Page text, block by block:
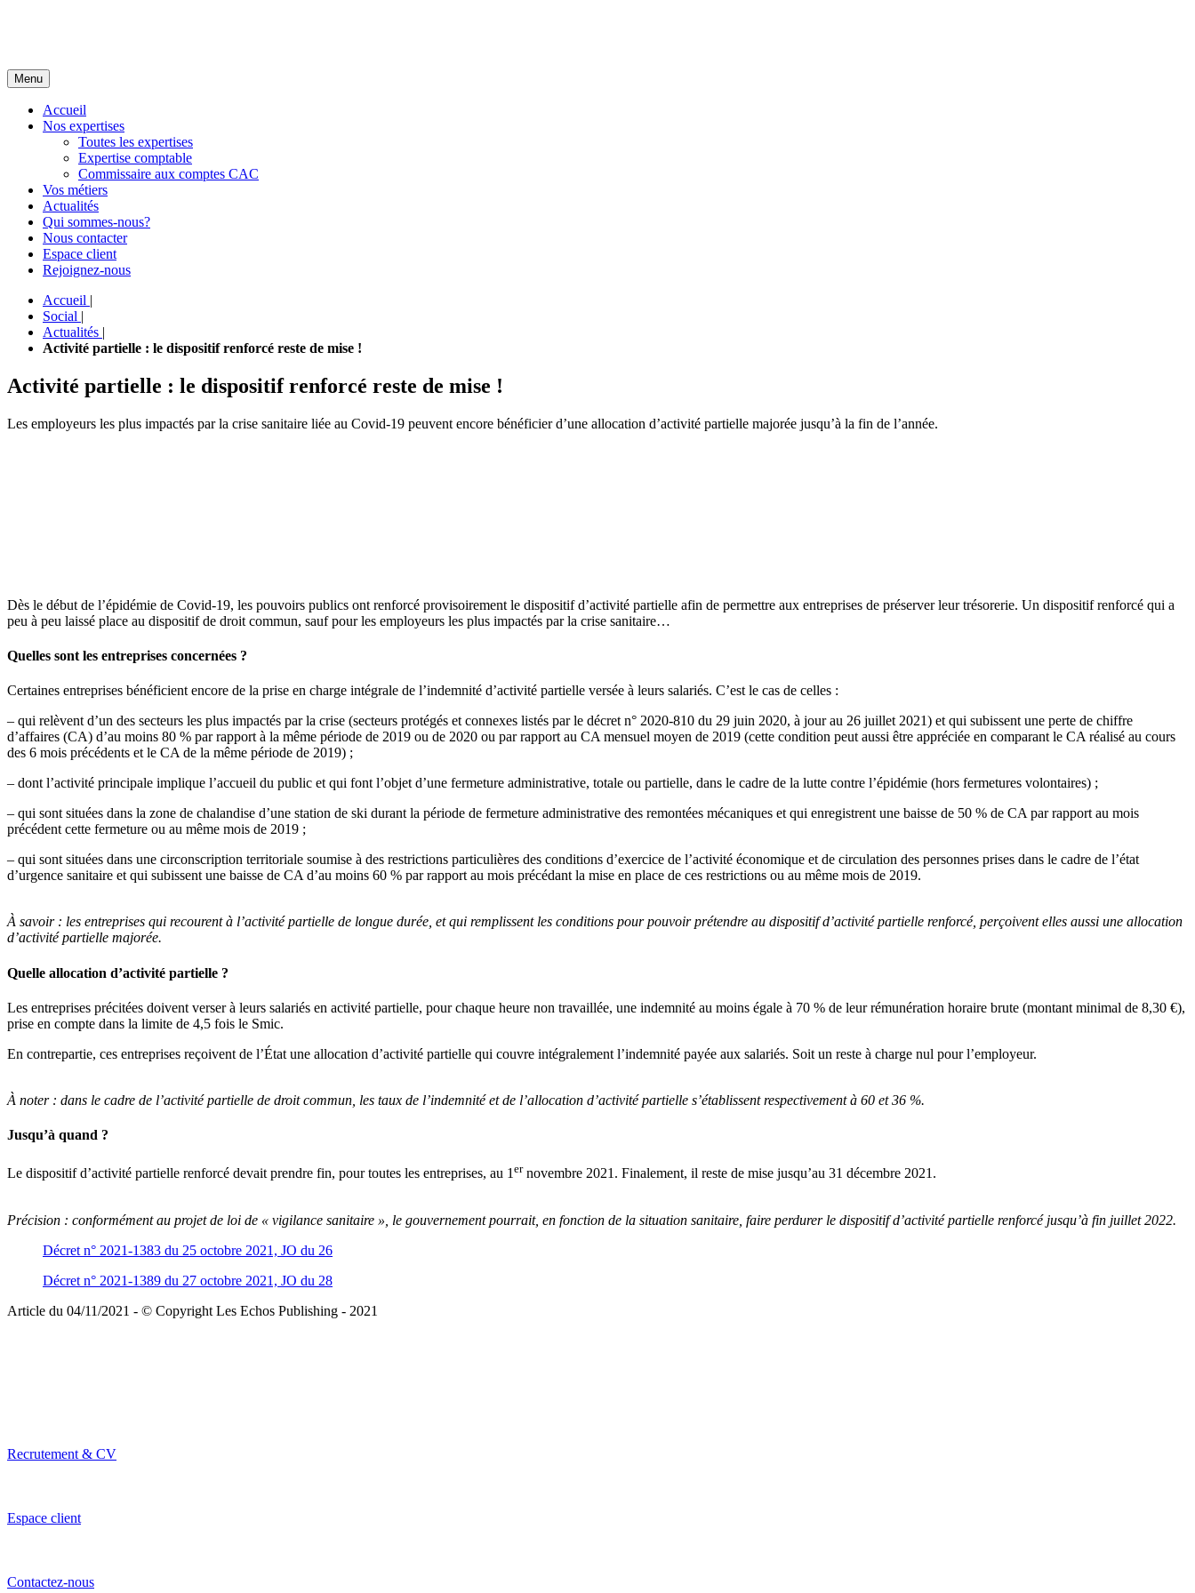
Menu
Accueil
Nos expertises
Toutes les expertises
Expertise comptable
Commissaire aux comptes CAC
Vos métiers
Actualités
Qui sommes-nous?
Nous contacter
Espace client
Rejoignez-nous
Accueil |
Social |
Actualités |
Activité partielle : le dispositif renforcé reste de mise !
Activité partielle : le dispositif renforcé reste de mise !
Les employeurs les plus impactés par la crise sanitaire liée au Covid-19 peuvent encore bénéficier d’une allocation d’activité partielle majorée jusqu’à la fin de l’année.
Dès le début de l’épidémie de Covid-19, les pouvoirs publics ont renforcé provisoirement le dispositif d’activité partielle afin de permettre aux entreprises de préserver leur trésorerie. Un dispositif renforcé qui a
peu à peu laissé place au dispositif de droit commun, sauf pour les employeurs les plus impactés par la crise sanitaire…
Quelles sont les entreprises concernées ?
Certaines entreprises bénéficient encore de la prise en charge intégrale de l’indemnité d’activité partielle versée à leurs salariés. C’est le cas de celles :
– qui relèvent d’un des secteurs les plus impactés par la crise (secteurs protégés et connexes listés par le décret n° 2020-810 du 29 juin 2020, à jour au 26 juillet 2021) et qui subissent une perte de chiffre
d’affaires (CA) d’au moins 80 % par rapport à la même période de 2019 ou de 2020 ou par rapport au CA mensuel moyen de 2019 (cette condition peut aussi être appréciée en comparant le CA réalisé au cours
des 6 mois précédents et le CA de la même période de 2019) ;
– dont l’activité principale implique l’accueil du public et qui font l’objet d’une fermeture administrative, totale ou partielle, dans le cadre de la lutte contre l’épidémie (hors fermetures volontaires) ;
– qui sont situées dans la zone de chalandise d’une station de ski durant la période de fermeture administrative des remontées mécaniques et qui enregistrent une baisse de 50 % de CA par rapport au mois
précédent cette fermeture ou au même mois de 2019 ;
– qui sont situées dans une circonscription territoriale soumise à des restrictions particulières des conditions d’exercice de l’activité économique et de circulation des personnes prises dans le cadre de l’état
d’urgence sanitaire et qui subissent une baisse de CA d’au moins 60 % par rapport au mois précédant la mise en place de ces restrictions ou au même mois de 2019.
À savoir : les entreprises qui recourent à l’activité partielle de longue durée, et qui remplissent les conditions pour pouvoir prétendre au dispositif d’activité partielle renforcé, perçoivent elles aussi une allocation
d’activité partielle majorée.
Quelle allocation d’activité partielle ?
Les entreprises précitées doivent verser à leurs salariés en activité partielle, pour chaque heure non travaillée, une indemnité au moins égale à 70 % de leur rémunération horaire brute (montant minimal de 8,30 €),
prise en compte dans la limite de 4,5 fois le Smic.
En contrepartie, ces entreprises reçoivent de l’État une allocation d’activité partielle qui couvre intégralement l’indemnité payée aux salariés. Soit un reste à charge nul pour l’employeur.
À noter : dans le cadre de l’activité partielle de droit commun, les taux de l’indemnité et de l’allocation d’activité partielle s’établissent respectivement à 60 et 36 %.
Jusqu’à quand ?
Le dispositif d’activité partielle renforcé devait prendre fin, pour toutes les entreprises, au 1ernovembre 2021. Finalement, il reste de mise jusqu’au 31 décembre 2021.
Précision : conformément au projet de loi de « vigilance sanitaire », le gouvernement pourrait, en fonction de la situation sanitaire, faire perdurer le dispositif d’activité partielle renforcé jusqu’à fin juillet 2022.
Décret n° 2021-1383 du 25 octobre 2021, JO du 26
Décret n° 2021-1389 du 27 octobre 2021, JO du 28
Article du 04/11/2021 - © Copyright Les Echos Publishing - 2021
Recrutement & CV
Espace client
Contactez-nous